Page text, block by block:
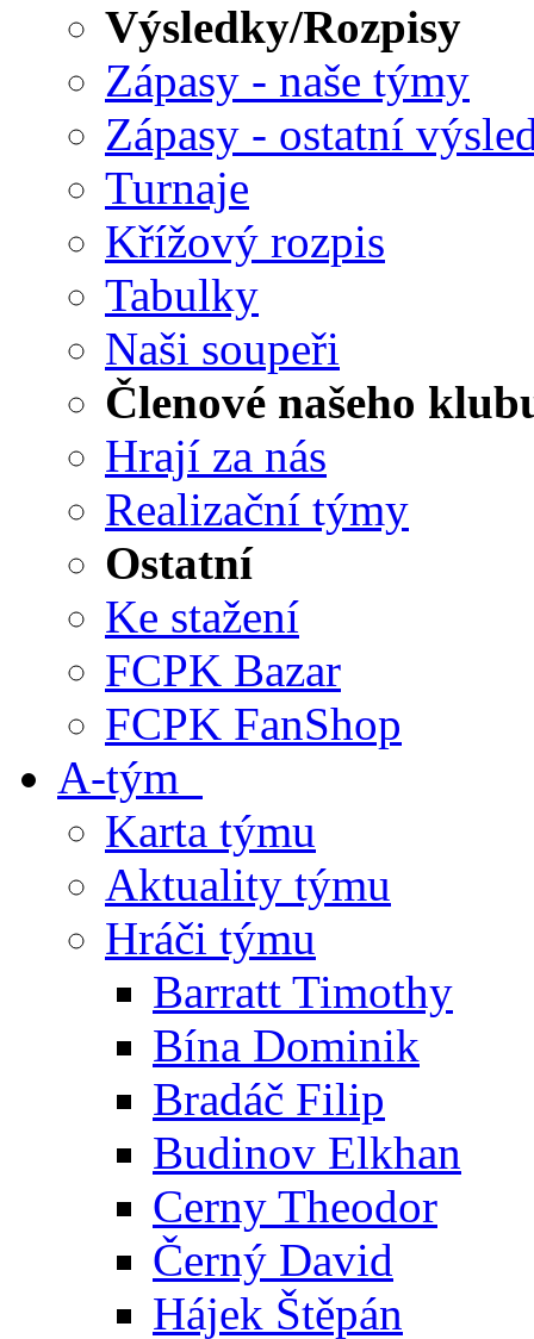
Výsledky/Rozpisy
Zápasy - naše týmy
Zápasy - ostatní
Turnaje
Křížový rozpis
Tabulky
Naši soupeři
Členové našeho
Hrají za nás
Realizační týmy
Ostatní
Ke stažení
FCPK Bazar
FCPK FanShop
A-tým
Karta týmu
Aktuality týmu
Hráči týmu
Barratt Timothy
Bína Dominik
Bradáč Filip
Budinov Elkhan
Cerny Theodor
Černý David
Hájek Štěpán